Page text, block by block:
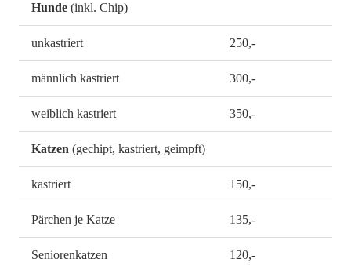
Hunde (inkl. Chip)
unkastriert 250,-
männlich kastriert 300,-
weiblich kastriert 350,-
Katzen (gechipt, kastriert, geimpft)
kastriert 150,-
Pärchen je Katze 135,-
Seniorenkatzen 120,-